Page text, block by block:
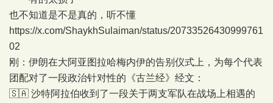
也不知道是不是真的，听不懂
https://x.com/ShaykhSulaiman/status/20733526430999761
02
刚：伊朗在大阿亚图拉哈梅内伊的告别仪式上，为每个代表
团配对了一段政治针对性的《古兰经》经文：
🇸🇦 沙特阿拉伯收到了一段关于两支军队在战场上相遇的